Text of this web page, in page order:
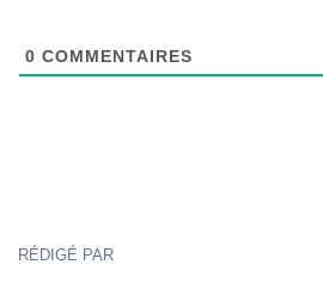
0 COMMENTAIRES
RÉDIGÉ PAR